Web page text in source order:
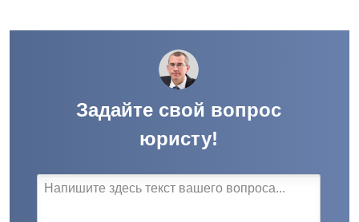
Задайте свой вопрос
юристу!